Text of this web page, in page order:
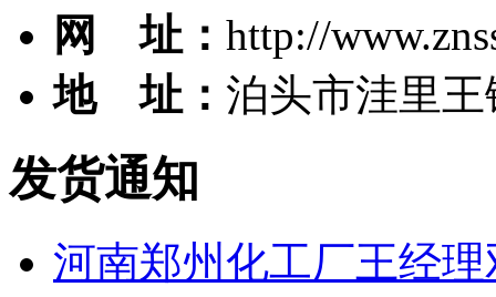
网 址： http://
地 址： 泊头市洼里
发货通知
河南郑州化工厂王经